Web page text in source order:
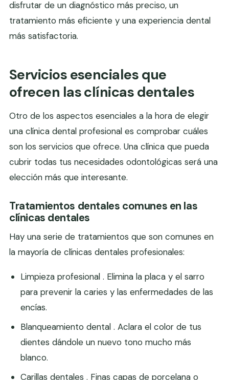
disfrutar de un diagnóstico más preciso, un
tratamiento más eficiente y una experiencia dental
más satisfactoria.
Servicios esenciales que
ofrecen las clínicas dentales
Otro de los aspectos esenciales a la hora de elegir
una clínica dental profesional es comprobar cuáles
son los servicios que ofrece. Una clínica que pueda
cubrir todas tus necesidades odontológicas será una
elección más que interesante.
Tratamientos dentales comunes en las
clínicas dentales
Hay una serie de tratamientos que son comunes en
la mayoría de clínicas dentales profesionales:
Limpieza profesional . Elimina la placa y el sarro
para prevenir la caries y las enfermedades de las
encías.
Blanqueamiento dental . Aclara el color de tus
dientes dándole un nuevo tono mucho más
blanco.
Carillas dentales . Finas capas de porcelana o